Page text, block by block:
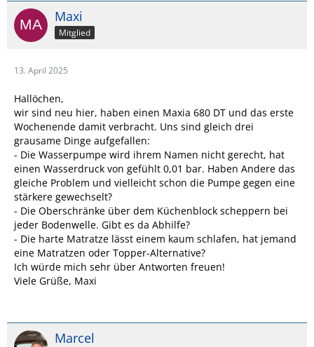
Maxi
Mitglied
13. April 2025
Hallöchen,
wir sind neu hier, haben einen Maxia 680 DT und das erste
Wochenende damit verbracht. Uns sind gleich drei
grausame Dinge aufgefallen:
- Die Wasserpumpe wird ihrem Namen nicht gerecht, hat
einen Wasserdruck von gefühlt 0,01 bar. Haben Andere das
gleiche Problem und vielleicht schon die Pumpe gegen eine
stärkere gewechselt?
- Die Oberschränke über dem Küchenblock scheppern bei
jeder Bodenwelle. Gibt es da Abhilfe?
- Die harte Matratze lässt einem kaum schlafen, hat jemand
eine Matratzen oder Topper-Alternative?
Ich würde mich sehr über Antworten freuen!
Viele Grüße, Maxi
Marcel